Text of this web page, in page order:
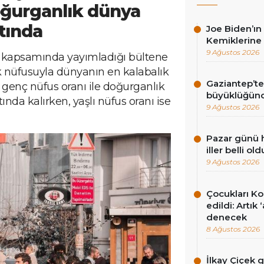
dünya
yayımladığı bültene
dünyanın en kalabalık
nüfus oranı ile doğurganlık
kalırken, yaşlı nüfus oranı ise
Joe
Kemiklerine
9 Ağustos 2026
9 Ağustos 2026
Pazar günü
iller belli
9 Ağustos 2026
Çocukları
edildi: Artık
denecek
8 Ağustos 2026
İlkay Çiçek